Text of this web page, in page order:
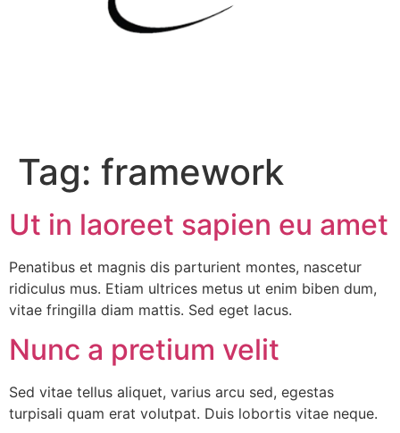
Tag: framework
Ut in laoreet sapien eu amet
Penatibus et magnis dis parturient montes, nascetur
ridiculus mus. Etiam ultrices metus ut enim biben dum,
vitae fringilla diam mattis. Sed eget lacus.
Nunc a pretium velit
Sed vitae tellus aliquet, varius arcu sed, egestas
turpisali quam erat volutpat. Duis lobortis vitae neque.